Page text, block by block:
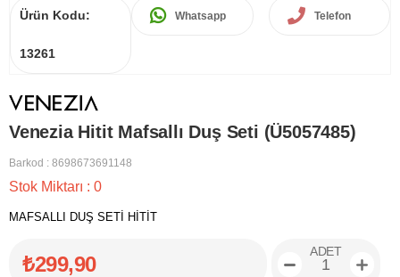
Ürün Kodu:
13261
Whatsapp Telefon
Venezia Hitit Mafsallı Duş Seti (Ü5057485)
Barkod : 8698673691148
Stok Miktarı : 0
MAFSALLI DUŞ SETİ HİTİT
₺299,90
ADET